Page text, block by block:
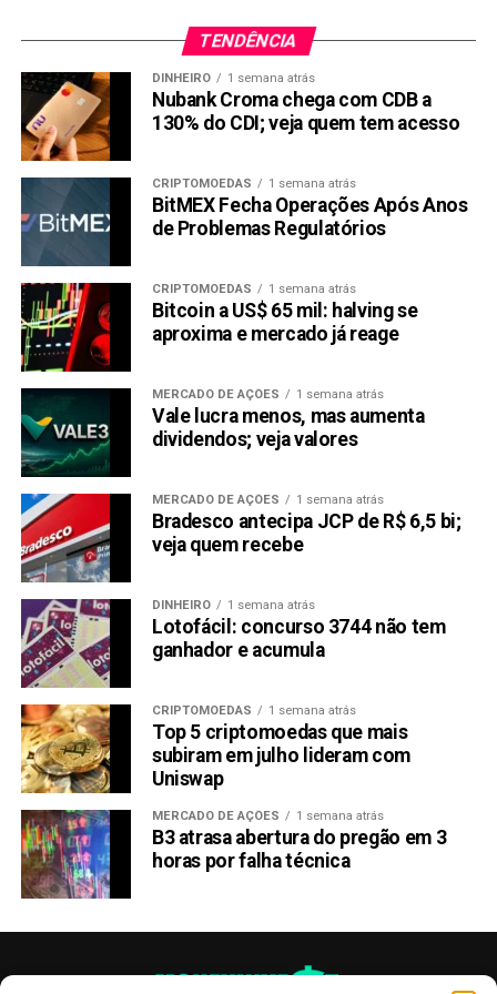
pequeno valor e prazos de pagamento flexíveis.
Como conseguir empréstimo
MEI
Antes desolicitar um empréstimo como ME
importante entender os requisitos básicos para se
qualificar. Embora os requisitos possam variar
dependendo do tipo de empréstimo e instituição
financeira, aqui estão alguns critérios comuns que você
provavelmente precisará atender:
Ter um CNPJ ativo – Como MEI, você já possui um
CNPJ, o que é um requisito para muitos
empréstimos MEI.
Ter um bom histórico de crédito – Instituições
financeiras geralmente avaliam o histórico de
crédito do solicitante para determinar sua
capacidade de pagamento.
Ter um fluxo de caixa estável – É essencial
demonstrar que você possui uma receita estável
para garantir que possa pagar o empréstimo.
Documentação comercial e pessoal – Você
precisará fornecer documentos como comprovante
de endereço, comprovante de renda e extratos
bancários.
Documentos necessários para
solicitar um empréstimo MEI
Ao solicitar um empréstimo MEI, você precisará fornecer
variar dependendo do tipo de empréstimo e instituição
financeira, aqui está uma lista geral de documentos que
TENDÊNCIA
DINHEIRO 1 semana atrás
Nubank Croma chega com CDB a
130% do CDI; veja quem tem acesso
CRIPTOMOEDAS 1 semana atrás
BitMEX Fecha Operações Após Anos
de Problemas Regulatórios
CRIPTOMOEDAS 1 semana atrás
Bitcoin a US$ 65 mil: halving se
aproxima e mercado já reage
MERCADO DE AÇÕES 1 semana atrás
Vale lucra menos, mas aumenta
dividendos; veja valores
MERCADO DE AÇÕES 1 semana atrás
Bradesco antecipa JCP de R$ 6,5 bi;
veja quem recebe
DINHEIRO 1 semana atrás
Lotofácil: concurso 3744 não tem
ganhador e acumula
CRIPTOMOEDAS 1 semana atrás
Top 5 criptomoedas que mais
subiram em julho lideram com
Uniswap
MERCADO DE AÇÕES 1 semana atrás
B3 atrasa abertura do pregão em 3
horas por falha técnica